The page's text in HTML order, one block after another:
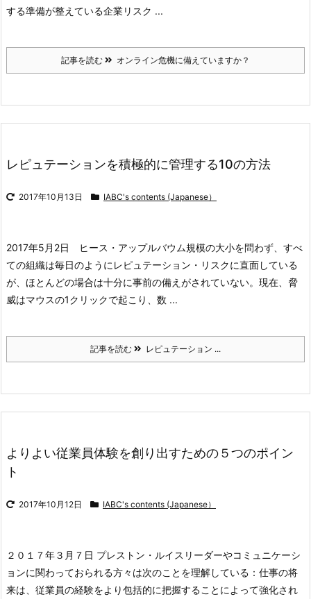
する準備が整えている企業リスク ...
記事を読む オンライン危機に備えていますか？
レピュテーションを積極的に管理する10の方法
2017年10月13日 IABC's contents (Japanese）
2017年5月2日 ヒース・アップルバウム規模の大小を問わず、すべ
ての組織は毎日のようにレピュテーション・リスクに直面している
が、ほとんどの場合は十分に事前の備えがされていない。現在、脅
威はマウスの1クリックで起こり、数 ...
記事を読む レピュテーション ...
よりよい従業員体験を創り出すための５つのポイン
ト
2017年10月12日 IABC's contents (Japanese）
２０１７年３月７日 プレストン・ルイス リーダーやコミュニケーシ
ョンに関わっておられる方々は次のことを理解している：仕事の将
来は、従業員の経験をより包括的に把握することによって強化され